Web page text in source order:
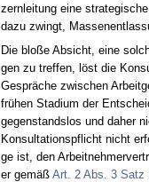
zern­lei­tung ei­ne
da­zu zwingt,
Die bloße Ab­sicht, ei­ne
gen zu tref­fen, löst die
Gespräche zwi­schen
frühen Sta­di­um der
ge­gen­stands­los und da­her
Kon­sul­ta­ti­ons­pflicht nicht
ge ist, den
er gemäß Art. 2 Abs. 3 Satz